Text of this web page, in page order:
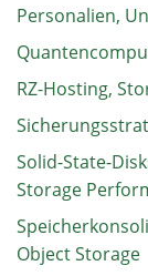
Personalien,
RZ-Hosting,
Solid-State-
Storage
Object Storage